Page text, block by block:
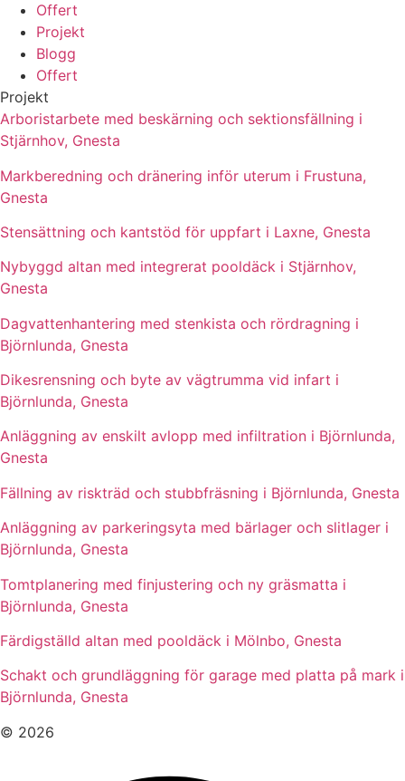
Offert
Projekt
Blogg
Offert
Projekt
Arboristarbete med beskärning och sektionsfällning i
Stjärnhov, Gnesta
Markberedning och dränering inför uterum i Frustuna,
Gnesta
Stensättning och kantstöd för uppfart i Laxne, Gnesta
Nybyggd altan med integrerat pooldäck i Stjärnhov,
Gnesta
Dagvattenhantering med stenkista och rördragning i
Björnlunda, Gnesta
Dikesrensning och byte av vägtrumma vid infart i
Björnlunda, Gnesta
Anläggning av enskilt avlopp med infiltration i Björnlunda,
Gnesta
Fällning av riskträd och stubbfräsning i Björnlunda, Gnesta
Anläggning av parkeringsyta med bärlager och slitlager i
Björnlunda, Gnesta
Tomtplanering med finjustering och ny gräsmatta i
Björnlunda, Gnesta
Färdigställd altan med pooldäck i Mölnbo, Gnesta
Schakt och grundläggning för garage med platta på mark i
Björnlunda, Gnesta
© 2026